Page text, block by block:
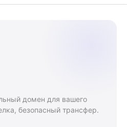
домен для вашего
безопасный трансфер.